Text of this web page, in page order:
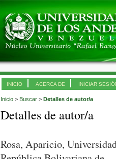
INICIO ACERCA DE INICIAR
Inicio > Buscar > Detalles de autor/a
Detalles de autor/a
Rosa, Aparicio,